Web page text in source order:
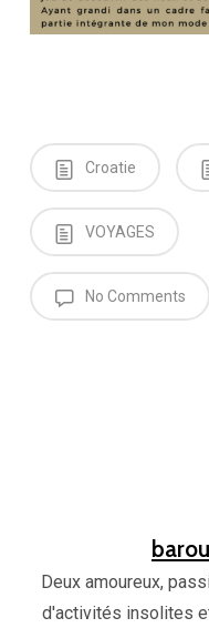
Croatie
VOYAGES
No Comments
Deux amoureux,
d'activités insolites